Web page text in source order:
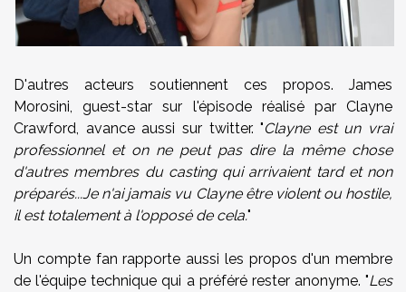
D'autres acteurs soutiennent ces propos. James
Morosini, guest-star sur l'épisode réalisé par Clayne
Crawford, avance aussi sur twitter. "Clayne est un vrai
professionnel et on ne peut pas dire la même chose
d'autres membres du casting qui arrivaient tard et non
préparés...Je n'ai jamais vu Clayne être violent ou hostile,
il est totalement à l'opposé de cela."
Un compte fan rapporte aussi les propos d'un membre
de l'équipe technique qui a préféré rester anonyme. "Les